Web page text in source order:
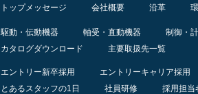
トップメッセージ 会社概要 沿革
駆動・伝動機器 軸受・直動機器 制御・
カタログダウンロード
主要取扱先一覧
エントリー新卒採用 エントリーキャリア採用
とあるスタッフの1日
社員研修 採用担当